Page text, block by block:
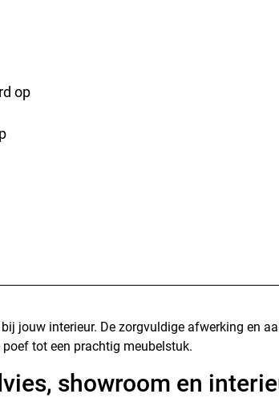
op
jouw interieur. De zorgvuldige afwerking en
poef tot een prachtig meubelstuk.
showroom en